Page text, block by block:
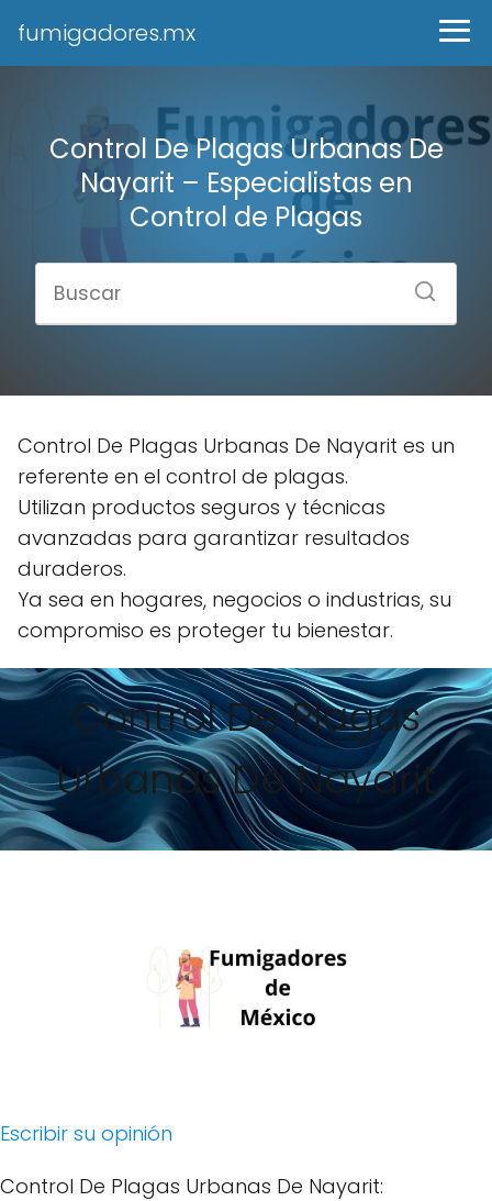
fumigadores.mx
Control De Plagas Urbanas De
Nayarit – Especialistas en
Control de Plagas
Control De Plagas Urbanas De Nayarit es un
referente en el control de plagas.
Utilizan productos seguros y técnicas
avanzadas para garantizar resultados
duraderos.
Ya sea en hogares, negocios o industrias, su
compromiso es proteger tu bienestar.
Control De Plagas
Urbanas De Nayarit
Escribir su opinión
Control De Plagas Urbanas De Nayarit: